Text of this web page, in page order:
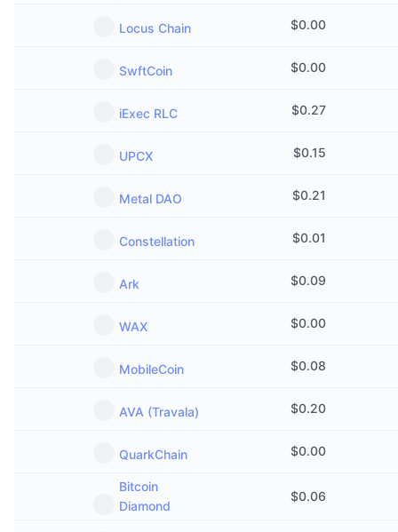
Locus Chain $0.00
SwftCoin $0.00
iExec RLC $0.27
UPCX $0.15
Metal DAO $0.21
Constellation $0.01
Ark $0.09
WAX $0.00
MobileCoin $0.08
AVA (Travala) $0.20
QuarkChain $0.00
Bitcoin
Diamond
$0.06